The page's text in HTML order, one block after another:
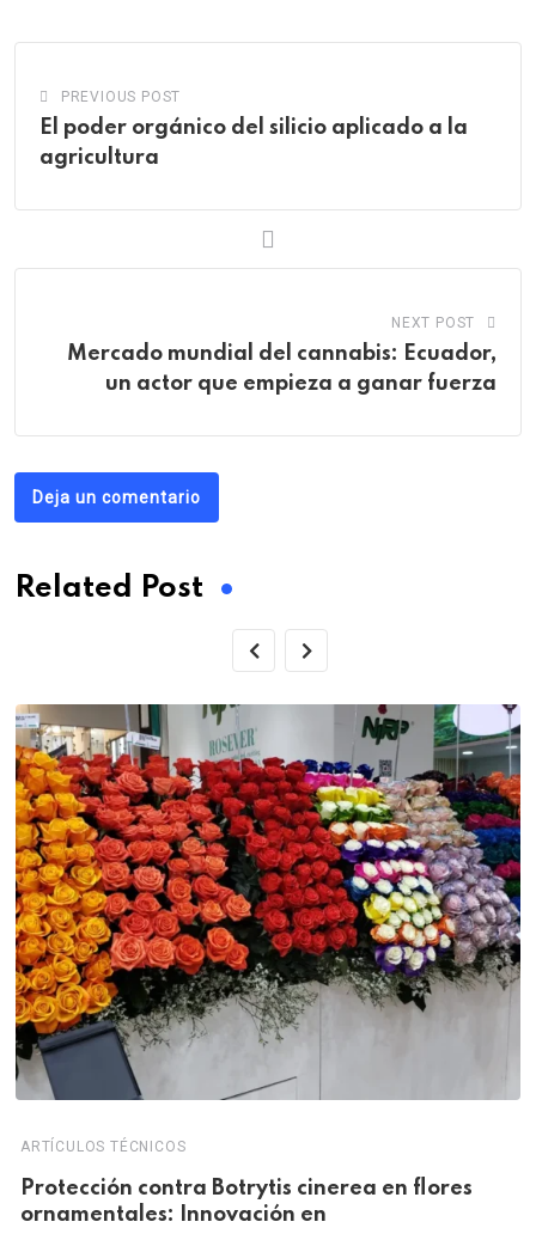
PREVIOUS POST
El poder orgánico del silicio aplicado a la
agricultura
NEXT POST
Mercado mundial del cannabis: Ecuador,
un actor que empieza a ganar fuerza
Deja un comentario
Related Post
ARTÍCULOS TÉCNICOS
Protección contra Botrytis cinerea en flores
ornamentales: Innovación en